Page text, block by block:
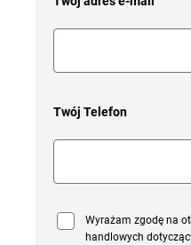
Twój Telefon
Wyrażam zgodę na
handlowych